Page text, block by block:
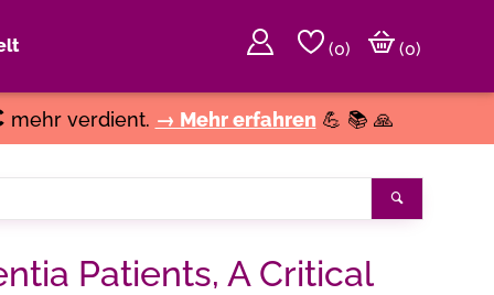
(0)
(0)
mehr verdient. → Mehr erfahren 💪 📚 🙏
Patients, A Critical